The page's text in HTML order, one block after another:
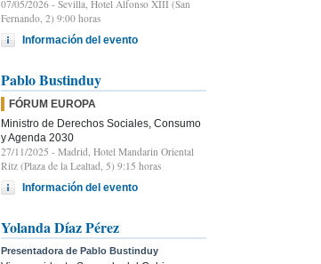
07/05/2026 - Sevilla, Hotel Alfonso XIII (San
Fernando, 2) 9:00 horas
Información del evento
Pablo Bustinduy
FÓRUM EUROPA
Ministro de Derechos Sociales, Consumo
y Agenda 2030
27/11/2025 - Madrid, Hotel Mandarin Oriental
Ritz (Plaza de la Lealtad, 5) 9:15 horas
Información del evento
Yolanda Díaz Pérez
Presentadora de Pablo Bustinduy